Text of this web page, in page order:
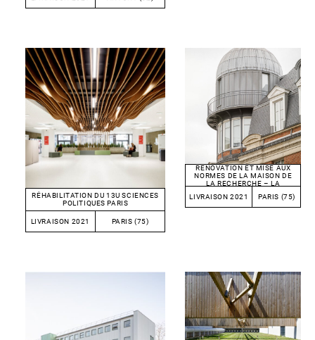
RÉHABILITATION DU 13U SCIENCES
POLITIQUES PARIS
LIVRAISON 2021 PARIS (75)
RÉNOVATION ET MISE AUX
NORMES DE LA MAISON DE
LA RECHERCHE – LA
LIVRAISON 2021 PARIS (75)